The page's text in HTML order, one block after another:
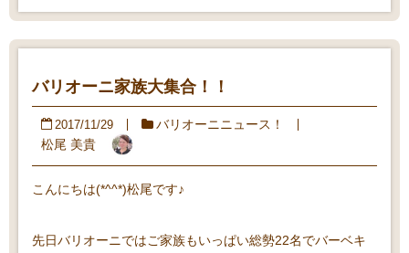
バリオーニ家族大集合！！
2017/11/29
バリオーニニュース！
松尾 美貴
こんにちは(*^^*)松尾です♪
先日バリオーニではご家族もいっぱい総勢22名でバーベキ